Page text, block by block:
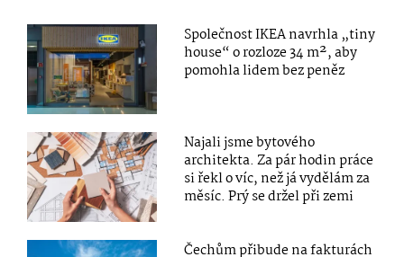
Společnost IKEA navrhla „tiny
house“ o rozloze 34 m², aby
pomohla lidem bez peněz
Najali jsme bytového
architekta. Za pár hodin práce
si řekl o víc, než já vydělám za
měsíc. Prý se držel při zemi
Čechům přibude na fakturách